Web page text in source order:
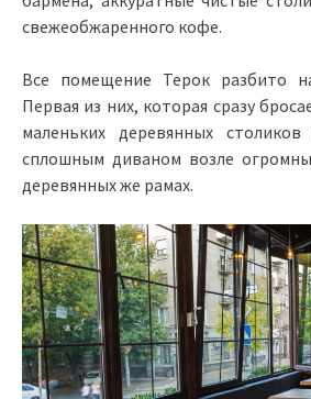
свежеобжаренного кофе.
Все помещение Терок разбито
Первая из них, которая сразу
маленьких деревянных
сплошным диваном возле
деревянных же рамах.